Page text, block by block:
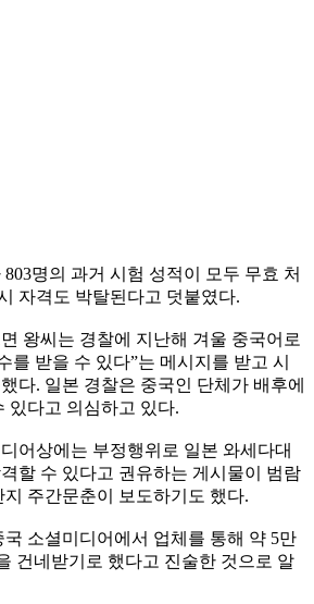
명의 과거 시험 성적이 모두 무효 처
자격도 박탈된다고 덧붙였다.
왕씨는 경찰에 지난해 겨울 중국어로
를 받을 수 있다”는 메시지를 받고 시
다. 일본 경찰은 중국인 단체가 배후에
있다고 의심하고 있다.
어상에는 부정행위로 일본 와세다대
할 수 있다고 권유하는 게시물이 범람
주간문춘이 보도하기도 했다.
소셜미디어에서 업체를 통해 약 5만
건네받기로 했다고 진술한 것으로 알